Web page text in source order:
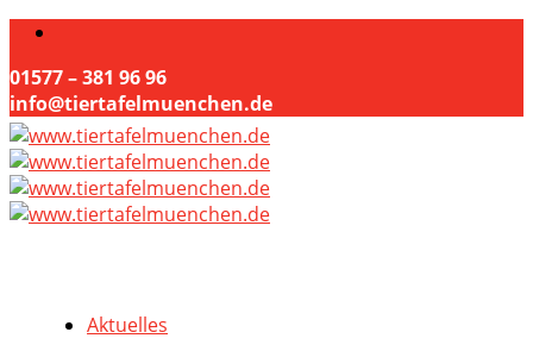
01577 – 381 96 96
info@tiertafelmuenchen.de
Aktuelles